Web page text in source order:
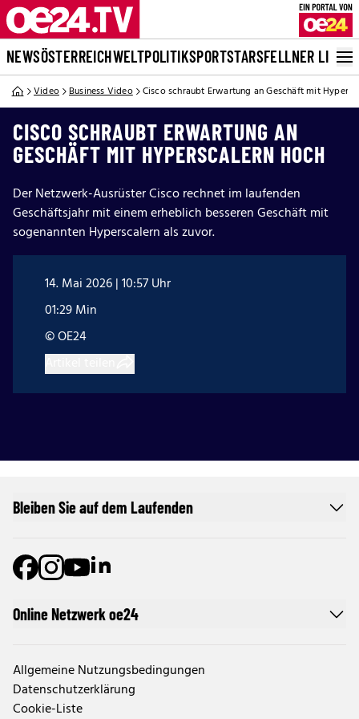
NEWSÖSTERREICHWELTPOLITIKSPORTSTARSFELLNER LIVE
Video Business Video Cisco schraubt Erwartung an Geschäft mit
CISCO SCHRAUBT ERWARTUNG AN
GESCHÄFT MIT HYPERSCALERN HOCH
Der Netzwerk-Ausrüster Cisco rechnet im laufenden
Geschäftsjahr mit einem erheblich besseren Geschäft mit
sogenannten Hyperscalern als zuvor.
14. Mai 2026 | 10:57 Uhr
01:29 Min
© OE24
Online Netzwerk oe24
Allgemeine Nutzungsbedingungen
Datenschutzerklärung
Cookie-Liste
Bleiben Sie auf dem Laufenden